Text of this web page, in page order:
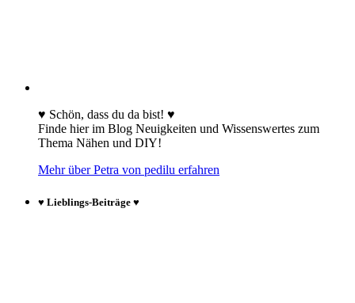
♥ Schön, dass du da bist! ♥
Finde hier im Blog Neuigkeiten und Wissenswertes zum
Thema Nähen und DIY!
Mehr über Petra von pedilu erfahren
♥ Lieblings-Beiträge ♥